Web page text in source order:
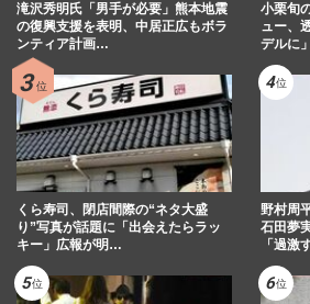
った」トレンド入り
『週刊女性』編集部
阿部寛、連日の『
に直結も「激ヤセし
る“げっそり頬ライ
週刊女性PRIME
滝沢秀明氏「男手が必要」熊本地震
の復興支援を表明、中居正広もボラ
ンティア計画…
小栗旬
ュー、
デルに
くら寿司、閉店間際の“ネタ大盛
り”写真が話題に「出会えたらラッ
キー」広報が明…
野村周
石田夢
「過激